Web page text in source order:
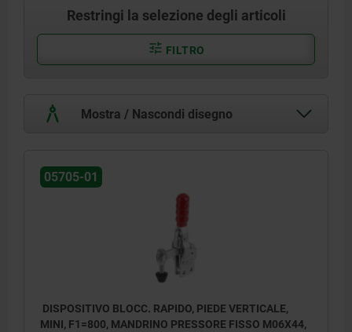
Restringi la selezione degli articoli
FILTRO
Mostra / Nascondi disegno
05705-01
DISPOSITIVO BLOCC. RAPIDO, PIEDE VERTICALE,
MINI, F1=800, MANDRINO PRESSORE FISSO M06X44,